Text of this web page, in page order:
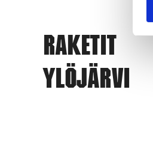
Raketit
Ylöjärvi